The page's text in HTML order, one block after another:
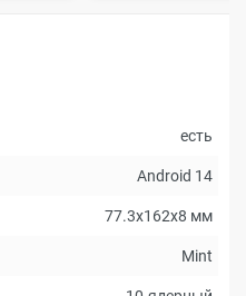
есть
Android 14
77.3x162x8 мм
Mint